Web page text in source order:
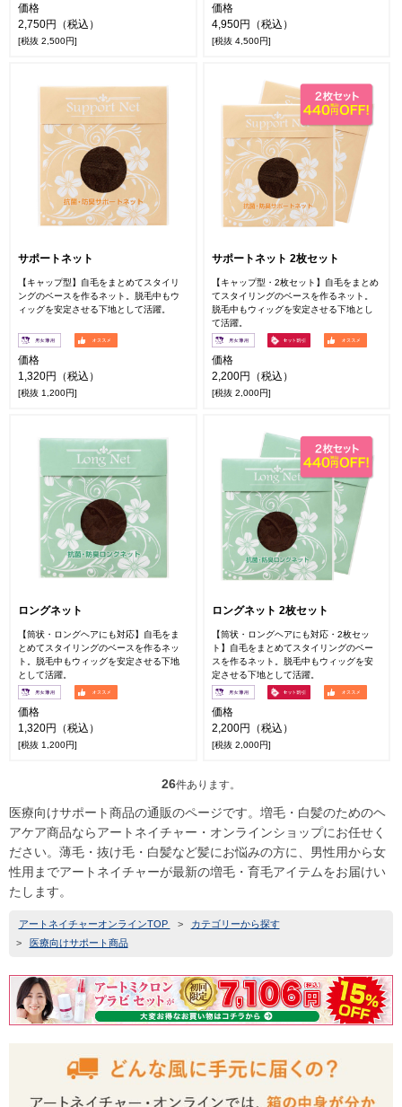
価格
2,750円（税込）
[税抜 2,500円]
価格
4,950円（税込）
[税抜 4,500円]
サポートネット
【キャップ型】自毛をまとめてスタイリ
ングのベースを作るネット。脱毛中もウ
ィッグを安定させる下地として活躍。
価格
1,320円（税込）
[税抜 1,200円]
サポートネット 2枚セット
【キャップ型・2枚セット】自毛をまとめ
てスタイリングのベースを作るネット。
脱毛中もウィッグを安定させる下地とし
て活躍。
価格
2,200円（税込）
[税抜 2,000円]
ロングネット
【筒状・ロングヘアにも対応】自毛をま
とめてスタイリングのベースを作るネッ
ト。脱毛中もウィッグを安定させる下地
として活躍。
価格
1,320円（税込）
[税抜 1,200円]
ロングネット 2枚セット
【筒状・ロングヘアにも対応・2枚セッ
ト】自毛をまとめてスタイリングのベー
スを作るネット。脱毛中もウィッグを安
定させる下地として活躍。
価格
2,200円（税込）
[税抜 2,000円]
26件あります。
医療向けサポート商品の通販のページです。増毛・白髪のためのヘ
アケア商品ならアートネイチャー・オンラインショップにお任せく
ださい。薄毛・抜け毛・白髪など髪にお悩みの方に、男性用から女
性用までアートネイチャーが最新の増毛・育毛アイテムをお届けい
たします。
アートネイチャーオンラインTOP >
カテゴリーから探す
>
医療向けサポート商品